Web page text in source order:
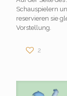
Schauspielern
reservieren sie
Vorstellung.
2